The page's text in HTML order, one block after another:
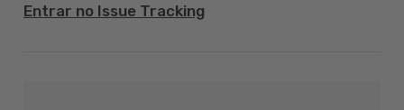
Entrar no Issue Tracking